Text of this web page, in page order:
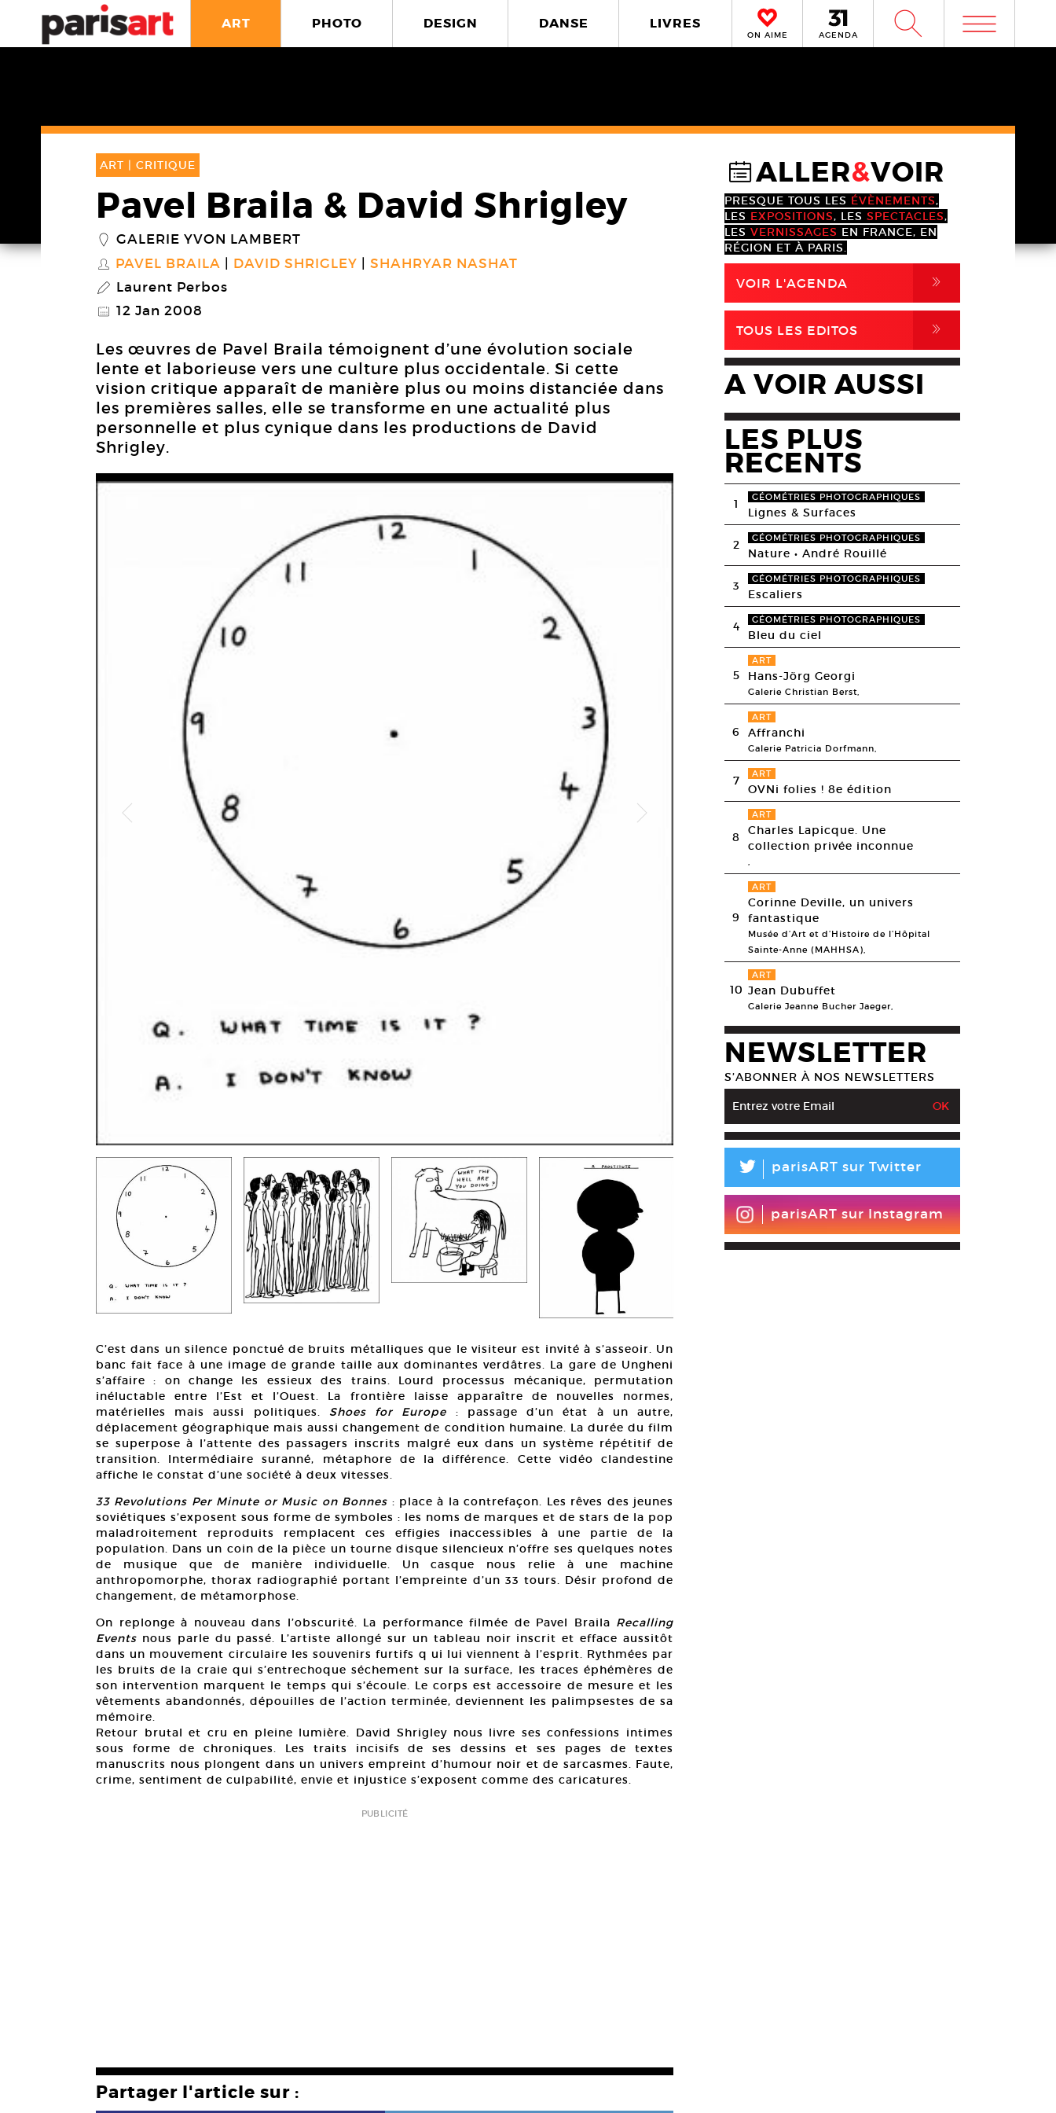
ART PHOTO DESIGN DANSE LIVRES
ON AIME AGENDA W m
ART | CRITIQUE
Pavel Braila & David Shrigley
_ GALERIE YVON LAMBERT
S PAVEL BRAILA DAVID SHRIGLEY SHAHRYAR NASHAT
P Laurent Perbos
@ 12 Jan 2008
Les œuvres de Pavel Braila témoignent d’une évolution sociale
lente et laborieuse vers une culture plus occidentale. Si cette
vision critique apparaît de manière plus ou moins distanciée dans
les premières salles, elle se transforme en une actualité plus
personnelle et plus cynique dans les productions de David
Shrigley.
C’est dans un silence ponctué de bruits métalliques que le visiteur est invité à s’asseoir. Un
banc fait face à une image de grande taille aux dominantes verdâtres. La gare de Ungheni
s’affaire : on change les essieux des trains. Lourd processus mécanique, permutation
inéluctable entre l’Est et l’Ouest. La frontière laisse apparaître de nouvelles normes,
matérielles mais aussi politiques. Shoes for Europe : passage d’un état à un autre,
déplacement géographique mais aussi changement de condition humaine. La durée du film
se superpose à l’attente des passagers inscrits malgré eux dans un système répétitif de
transition. Intermédiaire suranné, métaphore de la différence. Cette vidéo clandestine
affiche le constat d’une société à deux vitesses.
33 Revolutions Per Minute or Music on Bonnes : place à la contrefaçon. Les rêves des jeunes
soviétiques s’exposent sous forme de symboles : les noms de marques et de stars de la pop
maladroitement reproduits remplacent ces effigies inaccessibles à une partie de la
population. Dans un coin de la pièce un tourne disque silencieux n’offre ses quelques notes
de musique que de manière individuelle. Un casque nous relie à une machine
anthropomorphe, thorax radiographié portant l’empreinte d’un 33 tours. Désir profond de
changement, de métamorphose.
On replonge à nouveau dans l’obscurité. La performance filmée de Pavel Braila Recalling
Events nous parle du passé. L’artiste allongé sur un tableau noir inscrit et efface aussitôt
dans un mouvement circulaire les souvenirs furtifs q ui lui viennent à l’esprit. Rythmées par
les bruits de la craie qui s’entrechoque séchement sur la surface, les traces éphémères de
son intervention marquent le temps qui s’écoule. Le corps est accessoire de mesure et les
vêtements abandonnés, dépouilles de l’action terminée, deviennent les palimpsestes de sa
mémoire.
Retour brutal et cru en pleine lumière. David Shrigley nous livre ses confessions intimes
sous forme de chroniques. Les traits incisifs de ses dessins et ses pages de textes
manuscrits nous plongent dans un univers empreint d’humour noir et de sarcasmes. Faute,
crime, sentiment de culpabilité, envie et injustice s’exposent comme des caricatures.
PUBLICITÉ
Partager l'article sur :
@ALLER&VOIR
PRESQUE TOUS LES ÉVÈNEMENTS,
LES EXPOSITIONS, LES SPECTACLES,
LES VERNISSAGES EN FRANCE, EN
RÉGION ET À PARIS.
VOIR L'AGENDA ,
TOUS LES EDITOS ,
A VOIR AUSSI
LES PLUS
RECENTS
1 GÉOMÉTRIES PHOTOGRAPHIQUES
Lignes & Surfaces
2 GÉOMÉTRIES PHOTOGRAPHIQUES
Nature • André Rouillé
3 GÉOMÉTRIES PHOTOGRAPHIQUES
Escaliers
4 GÉOMÉTRIES PHOTOGRAPHIQUES
Bleu du ciel
5
ART
Hans-Jörg Georgi
Galerie Christian Berst,
6
ART
Affranchi
Galerie Patricia Dorfmann,
7 ART
OVNi folies ! 8e édition
8
ART
Charles Lapicque. Une
collection privée inconnue
,
9
ART
Corinne Deville, un univers
fantastique
Musée d’Art et d’Histoire de l’Hôpital
Sainte-Anne (MAHHSA),
10
ART
Jean Dubuffet
Galerie Jeanne Bucher Jaeger,
NEWSLETTER
S’ABONNER À NOS NEWSLETTERS
L parisART sur Twitter
parisART sur Instagram